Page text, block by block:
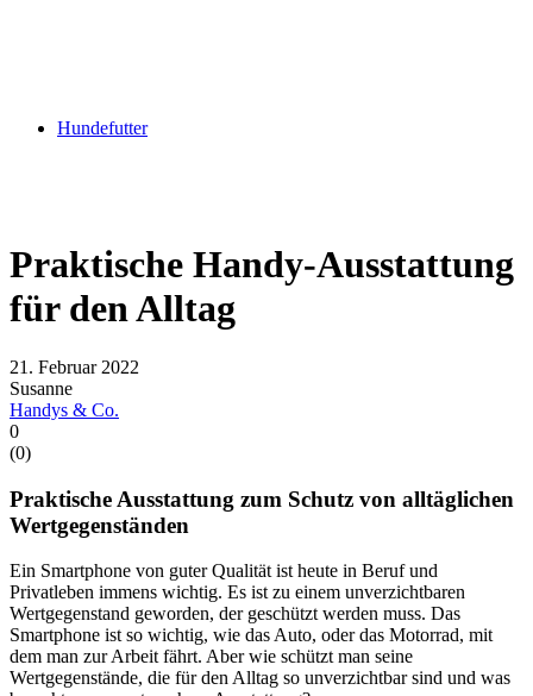
Hundefutter
Praktische Handy-Ausstattung
für den Alltag
21. Februar 2022
Susanne
Handys & Co.
0
(0)
Praktische Ausstattung zum Schutz von alltäglichen
Wertgegenständen
Ein Smartphone von guter Qualität ist heute in Beruf und
Privatleben immens wichtig. Es ist zu einem unverzichtbaren
Wertgegenstand geworden, der geschützt werden muss. Das
Smartphone ist so wichtig, wie das Auto, oder das Motorrad, mit
dem man zur Arbeit fährt. Aber wie schützt man seine
Wertgegenstände, die für den Alltag so unverzichtbar sind und was